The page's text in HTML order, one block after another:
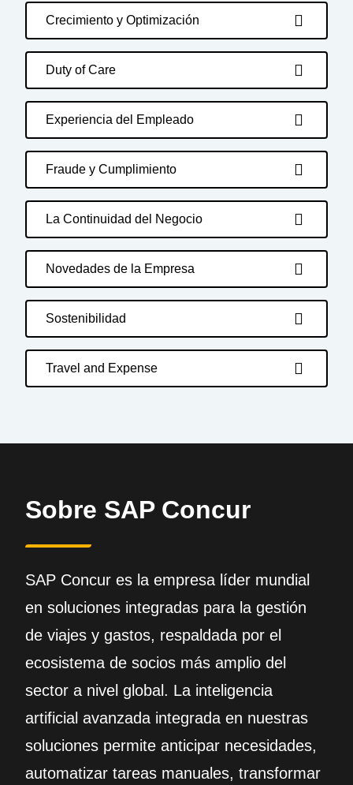
Crecimiento y Optimización
Duty of Care
Experiencia del Empleado
Fraude y Cumplimiento
La Continuidad del Negocio
Novedades de la Empresa
Sostenibilidad
Travel and Expense
Sobre SAP Concur
SAP Concur es la empresa líder mundial
en soluciones integradas para la gestión
de viajes y gastos, respaldada por el
ecosistema de socios más amplio del
sector a nivel global. La inteligencia
artificial avanzada integrada en nuestras
soluciones permite anticipar necesidades,
automatizar tareas manuales, transformar